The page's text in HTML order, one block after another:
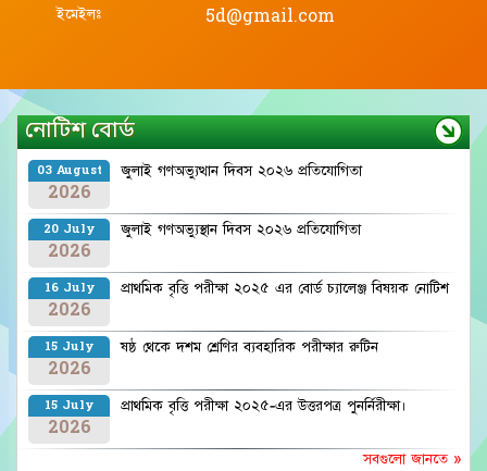
ইমেইলঃ
5d@gmail.com
নোটিশ বোর্ড
03 August
2026
জুলাই গণঅভ্যুত্থান দিবস ২০২৬ প্রতিযোগিতা
20 July
2026
জুলাই গণঅভ্যুস্থান দিবস ২০২৬ প্রতিযোগিতা
16 July
2026
প্রাথমিক বৃত্তি পরীক্ষা ২০২৫ এর বোর্ড চ্যালেঞ্জ বিষয়ক নোটিশ
15 July
2026
ষষ্ঠ থেকে দশম শ্রেণির ব্যবহারিক পরীক্ষার রুটিন
15 July
2026
প্রাথমিক বৃত্তি পরীক্ষা ২০২৫-এর উত্তরপত্র পুনর্নিরীক্ষা।
সবগুলো জানতে »